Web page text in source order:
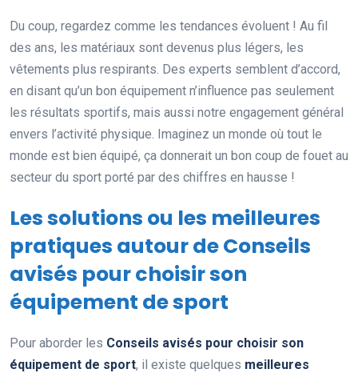
Du coup, regardez comme les tendances évoluent ! Au fil
des ans, les matériaux sont devenus plus légers, les
vêtements plus respirants. Des experts semblent d’accord,
en disant qu’un bon équipement n’influence pas seulement
les résultats sportifs, mais aussi notre engagement général
envers l’activité physique. Imaginez un monde où tout le
monde est bien équipé, ça donnerait un bon coup de fouet au
secteur du sport porté par des chiffres en hausse !
Les solutions ou les meilleures
pratiques autour de Conseils
avisés pour choisir son
équipement de sport
Pour aborder les Conseils avisés pour choisir son
équipement de sport, il existe quelques meilleures